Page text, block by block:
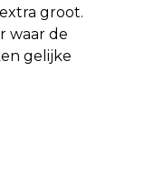
groot.
waar de
gelijke